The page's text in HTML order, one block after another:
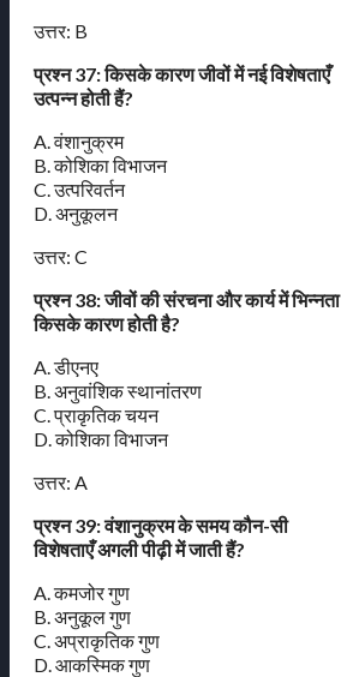
उत्तर: B
प्रश्न 37: किसके कारण जीवों में नई विशेषताएँ
उत्पन्न होती हैं?
A. वंशानुक्रम
B. कोशिका विभाजन
C. उत्परिवर्तन
D. अनुकूलन
उत्तर: C
प्रश्न 38: जीवों की संरचना और कार्य में भिन्नता
किसके कारण होती है?
A. डीएनए
B. अनुवांशिक स्थानांतरण
C. प्राकृतिक चयन
D. कोशिका विभाजन
उत्तर: A
प्रश्न 39: वंशानुक्रम के समय कौन-सी
विशेषताएँ अगली पीढ़ी में जाती हैं?
A. कमजोर गुण
B. अनुकूल गुण
C. अप्राकृतिक गुण
D. आकस्मिक गुण